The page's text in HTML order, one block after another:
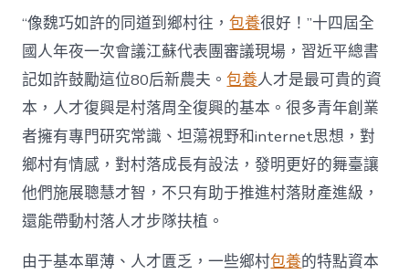
水
甜
心
寶
物
查
包
養
網
_
中
中
“像魏巧如許的同道到鄉村往，包養很好！”十四屆全
國人年夜一次會議江蘇代表團審議現場，習近平總書
記如許鼓勵這位80后新農夫。包養人才是最可貴的資
本，人才復興是村落周全復興的基本。很多青年創業
者擁有專門研究常識、坦蕩視野和internet思想，對
鄉村有情感，對村落成長有設法，發明更好的舞臺讓
他們施展聰慧才智，不只有助于推進村落財產進級，
還能帶動村落人才步隊扶植。
由于基本單薄、人才匱乏，一些鄉村包養的特點資本